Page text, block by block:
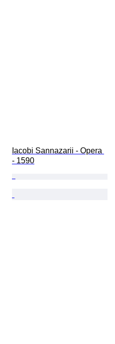
Iacobi Sannazarii - Opera
- 1590